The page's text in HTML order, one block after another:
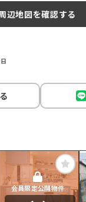
辺地図を確認する
会員限定公開物件